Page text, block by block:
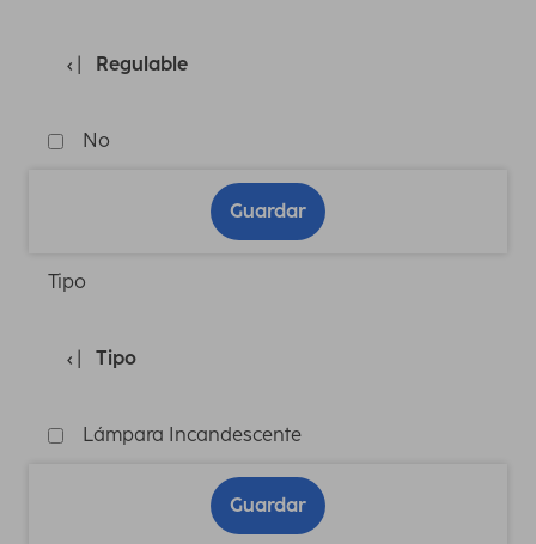
Regulable
No
Guardar
Tipo
Tipo
Lámpara Incandescente
Guardar